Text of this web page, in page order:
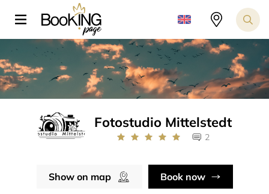
Fotostudio Mittelstedt
2
Show on map Book now